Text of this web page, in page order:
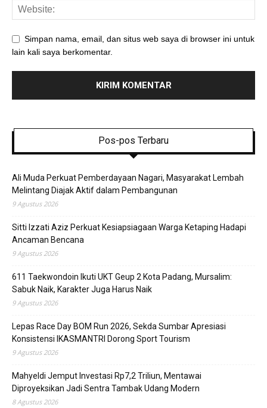
Simpan nama, email, dan situs web saya di browser ini untuk
lain kali saya berkomentar.
Pos-pos Terbaru
Ali Muda Perkuat Pemberdayaan Nagari, Masyarakat Lembah
Melintang Diajak Aktif dalam Pembangunan
9 Agustus 2026
Sitti Izzati Aziz Perkuat Kesiapsiagaan Warga Ketaping Hadapi
Ancaman Bencana
9 Agustus 2026
611 Taekwondoin Ikuti UKT Geup 2 Kota Padang, Mursalim:
Sabuk Naik, Karakter Juga Harus Naik
9 Agustus 2026
Lepas Race Day BOM Run 2026, Sekda Sumbar Apresiasi
Konsistensi IKASMANTRI Dorong Sport Tourism
9 Agustus 2026
Mahyeldi Jemput Investasi Rp7,2 Triliun, Mentawai
Diproyeksikan Jadi Sentra Tambak Udang Modern
8 Agustus 2026